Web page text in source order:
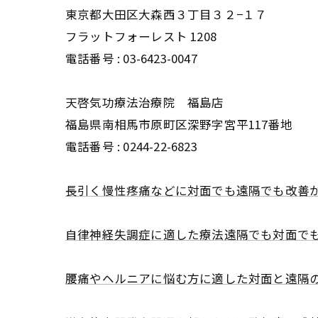
東京都大田区大森西３丁目３２−１７
フラットフォーレスト 1208
電話番号 : 03-6423-0047
天啓気功療法治療院 福島店
福島県南相馬市原町区深野字宮平117番地
電話番号 : 0244-22-6823
長引く慢性疼痛などに対面でも遠隔でも改善
自律神経失調症に適した療法遠隔でも対面で
腰痛やヘルニアに悩む方に適した対面と遠隔